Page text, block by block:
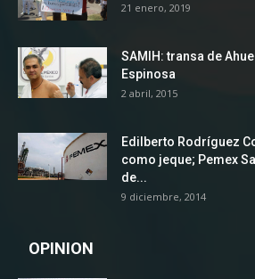
21 enero, 2019
SAMIH: transa de
Espinosa
2 abril, 2015
Edilberto Rodríguez
como jeque; Pemex
de...
9 diciembre, 2014
OPINION